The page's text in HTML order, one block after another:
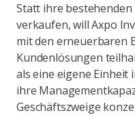
Statt ihre
verkaufen, will Axpo
mit den erneuerbaren
Kundenlösungen
als eine eigene Einheit
ihre
Geschäftszweige